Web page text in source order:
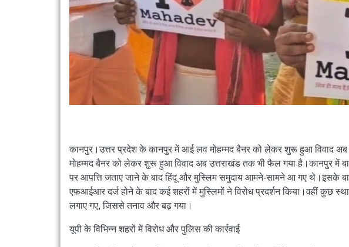
कानपुर।उत्तर प्रदेश के कानपुर में आई लव मोहम्मद बैनर को लेकर शुरू हुआ विवाद
मोहम्मद बैनर को लेकर शुरू हुआ विवाद अब उत्तराखंड तक भी फैल गया है।कानपुर में
पर आपत्ति जताए जाने के बाद हिंदू और मुस्लिम समुदाय आमने-सामने आ गए थे।इसके
एफआईआर दर्ज होने के बाद कई शहरों में मुस्लिमों ने विरोध प्रदर्शन किया।वहीं कुछ
लगाए गए, जिससे तनाव और बढ़ गया।
यूपी के विभिन्न शहरों में विरोध और पुलिस की कार्रवाई